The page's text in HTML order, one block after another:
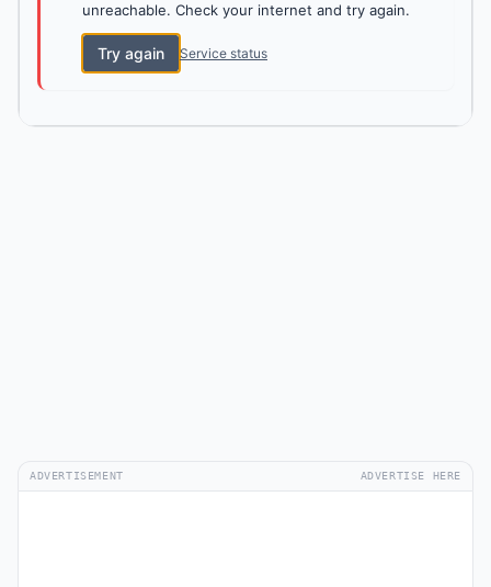
unreachable. Check your internet and try again.
Try again Service status
ADVERTISEMENT ADVERTISE HERE